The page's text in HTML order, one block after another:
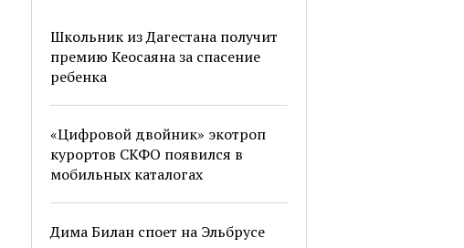
Школьник из Дагестана получит
премию Кеосаяна за спасение
ребенка
«Цифровой двойник» экотроп
курортов СКФО появился в
мобильных каталогах
Дима Билан споет на Эльбрусе